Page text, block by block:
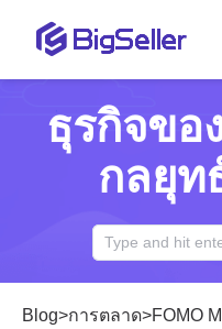
ธุรกิจขอ
กลยุท
Blog>การตลาด>FOMO